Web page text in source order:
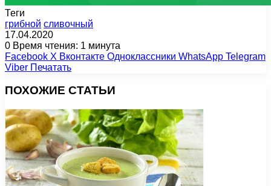
Теги
грибной сливочный
17.04.2020
0 Время чтения: 1 минута
Facebook X Вконтакте Одноклассники WhatsApp Telegram
Viber Печатать
ПОХОЖИЕ СТАТЬИ